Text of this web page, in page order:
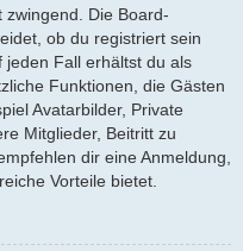
Die Board-
ob du registriert sein
jeden Fall erhältst du als
Funktionen, die Gästen
Avatarbilder, Private
Mitglieder, Beitritt zu
dir eine Anmeldung,
Vorteile bietet.